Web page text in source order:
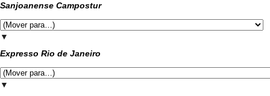
Sanjoanense Campostur
▼
Expresso Rio de Janeiro
▼